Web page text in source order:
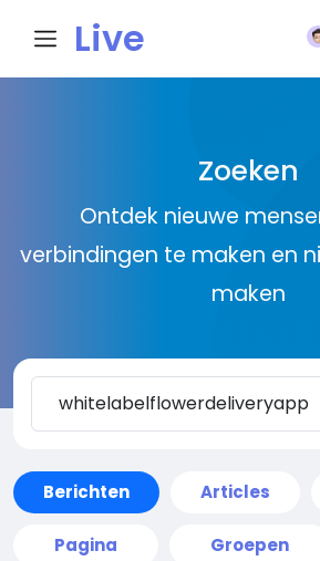
Live
Zoeken
Ontdek nieuwe
verbindingen te maken en
maken
Berichten Articles
Pagina Groepen